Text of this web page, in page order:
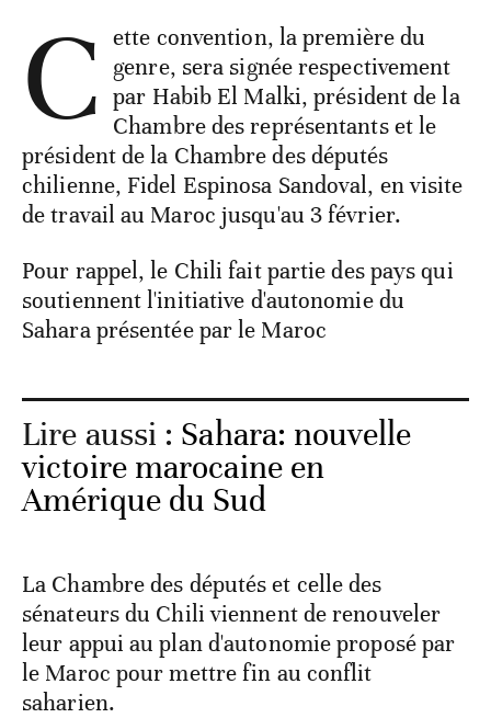
C ette convention, la première du
genre, sera signée respectivement
par Habib El Malki, président de la
Chambre des représentants et le
président de la Chambre des députés
chilienne, Fidel Espinosa Sandoval, en visite
de travail au Maroc jusqu'au 3 février.
Pour rappel, le Chili fait partie des pays qui
soutiennent l'initiative d'autonomie du
Sahara présentée par le Maroc
Lire aussi : Sahara: nouvelle
victoire marocaine en
Amérique du Sud
La Chambre des députés et celle des
sénateurs du Chili viennent de renouveler
leur appui au plan d'autonomie proposé par
le Maroc pour mettre fin au conflit
saharien.